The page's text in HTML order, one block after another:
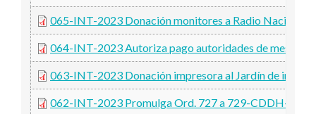
065-INT-2023 Donación monitores a Radio Nacional
064-INT-2023 Autoriza pago autoridades de mesa,
063-INT-2023 Donación impresora al Jardín de
062-INT-2023 Promulga Ord. 727 a 729-CDDH-2023